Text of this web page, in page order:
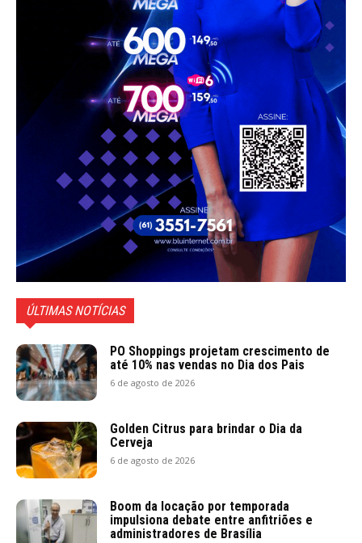
ÚLTIMAS NOTÍCIAS
PO Shoppings projetam crescimento de
até 10% nas vendas no Dia dos Pais
6 de agosto de 2026
Golden Citrus para brindar o Dia da
Cerveja
6 de agosto de 2026
Boom da locação por temporada
impulsiona debate entre anfitriões e
administradores de Brasília